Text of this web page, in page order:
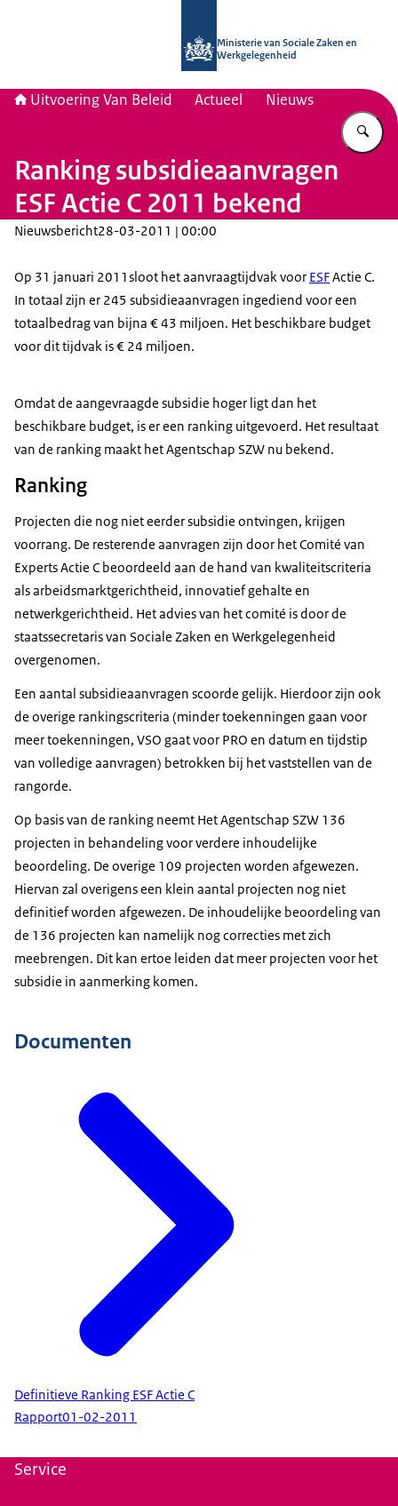
Ministerie van Sociale Zaken en
Werkgelegenheid
Uitvoering Van Beleid Actueel Nieuws
Ranking subsidieaanvragen
ESF Actie C 2011 bekend
Nieuwsbericht28-03-2011 | 00:00
Op 31 januari 2011sloot het aanvraagtijdvak voor ESFActie C.
In totaal zijn er 245 subsidieaanvragen ingediend voor een
totaalbedrag van bijna € 43 miljoen. Het beschikbare budget
voor dit tijdvak is € 24 miljoen.
Omdat de aangevraagde subsidie hoger ligt dan het
beschikbare budget, is er een ranking uitgevoerd. Het resultaat
van de ranking maakt het Agentschap SZW nu bekend.
Ranking
Projecten die nog niet eerder subsidie ontvingen, krijgen
voorrang. De resterende aanvragen zijn door het Comité van
Experts Actie C beoordeeld aan de hand van kwaliteitscriteria
als arbeidsmarktgerichtheid, innovatief gehalte en
netwerkgerichtheid. Het advies van het comité is door de
staatssecretaris van Sociale Zaken en Werkgelegenheid
overgenomen.
Een aantal subsidieaanvragen scoorde gelijk. Hierdoor zijn ook
de overige rankingscriteria (minder toekenningen gaan voor
meer toekenningen, VSO gaat voor PRO en datum en tijdstip
van volledige aanvragen) betrokken bij het vaststellen van de
rangorde.
Op basis van de ranking neemt Het Agentschap SZW 136
projecten in behandeling voor verdere inhoudelijke
beoordeling. De overige 109 projecten worden afgewezen.
Hiervan zal overigens een klein aantal projecten nog niet
definitief worden afgewezen. De inhoudelijke beoordeling van
de 136 projecten kan namelijk nog correcties met zich
meebrengen. Dit kan ertoe leiden dat meer projecten voor het
subsidie in aanmerking komen.
Documenten
Definitieve Ranking ESF Actie C
Rapport01-02-2011
Service